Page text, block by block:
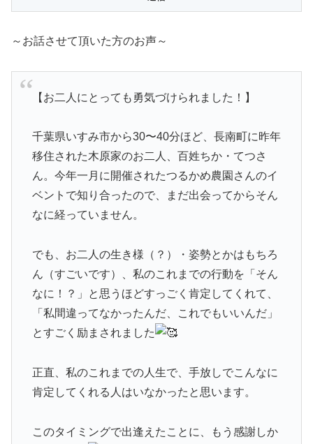
～お話させて頂いた方のお声～
【お二人にとっても勇気づけられました！】
千葉県いすみ市から30〜40分ほど、長南町に昨年
移住された木原家のお二人、百姓ちか・てつさ
ん。今年一月に開催されたつるかめ農園さんのイ
ベントで知り合ったので、まだ出会ってからそん
なに経っていません。
でも、お二人の生き様（？）・姿勢とかはもちろ
ん（すごいです）、私のこれまでの行動を「そん
なに！？」と思うほどすっごく肯定してくれて、
「私間違ってなかったんだ、これでもいいんだ」
とすごく励まされました
正直、私のこれまでの人生で、手放しでこんなに
肯定してくれる人はいなかったと思います。
このタイミングで出逢えたことに、もう感謝しか